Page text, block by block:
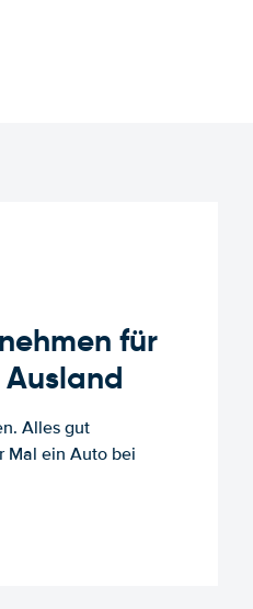
für
Alles gut
Mal ein Auto bei